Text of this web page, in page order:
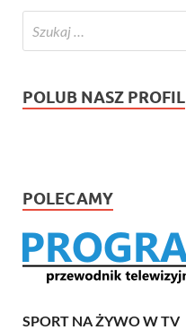
POLUB NASZ PROFIL
POLECAMY
SPORT NA ŻYWO W TV